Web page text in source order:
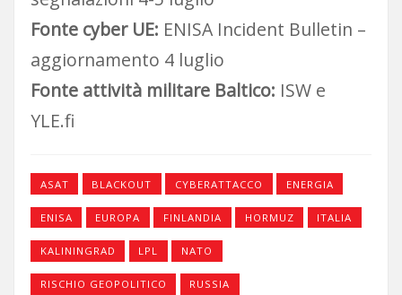
Fonte cyber UE: ENISA Incident Bulletin –
aggiornamento 4 luglio
Fonte attività militare Baltico: ISW e
YLE.fi
ASAT BLACKOUT CYBERATTACCO ENERGIA
ENISA EUROPA FINLANDIA HORMUZ ITALIA
KALININGRAD LPL NATO
RISCHIO GEOPOLITICO RUSSIA